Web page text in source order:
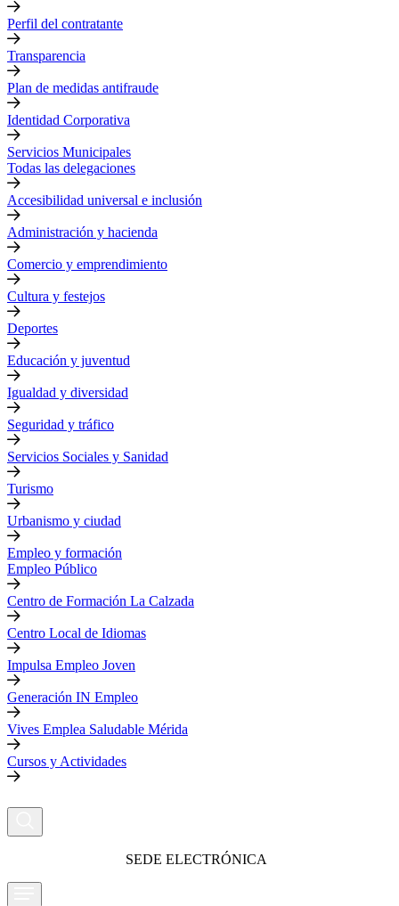
Perfil del contratante
Transparencia
Plan de medidas antifraude
Identidad Corporativa
Servicios Municipales
Todas las delegaciones
Accesibilidad universal e inclusión
Administración y hacienda
Comercio y emprendimiento
Cultura y festejos
Deportes
Educación y juventud
Igualdad y diversidad
Seguridad y tráfico
Servicios Sociales y Sanidad
Turismo
Urbanismo y ciudad
Empleo y formación
Empleo Público
Centro de Formación La Calzada
Centro Local de Idiomas
Impulsa Empleo Joven
Generación IN Empleo
Vives Emplea Saludable Mérida
Cursos y Actividades
SEDE ELECTRÓNICA